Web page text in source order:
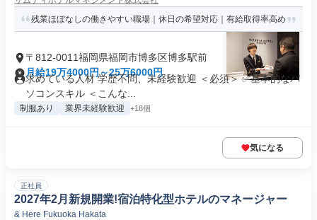
残業ほぼなしの働きやすい職場｜休日の希望対応｜有給取得率高め
〒812-0011福岡県福岡市博多区博多駅前
月給19万4000円～25万6000円
求めている人材 学歴不問、未経験歓迎 ＜必須＞ ✅基本的なパ
ソコンスキル ＜こんな...
制服あり 業界未経験歓迎 +18個
気になる
正社員
2027年2月新規開業!宿泊特化型ホテルのマネージャー
& Here Fukuoka Hakata